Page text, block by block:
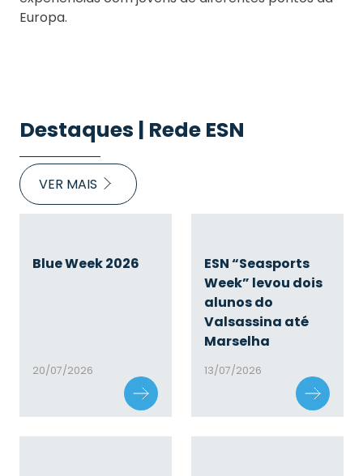
Europa.
Destaques | Rede ESN
VER MAIS
Blue Week 2026
20/07/2026
ESN “Seasports
Week” levou dois
alunos do
Valsassina até
Marselha
13/07/2026